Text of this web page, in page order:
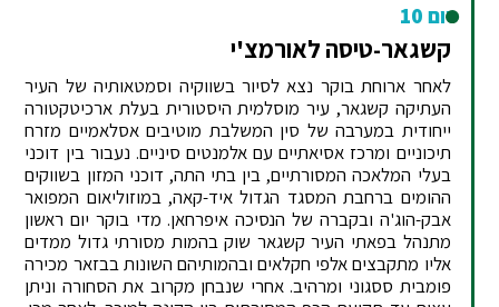
יום 10
קשגאר-טיסה לאורמצ'י
לאחר ארוחת בוקר נצא לסיור בשווקיה וסמטאותיה של העיר
העתיקה קשגאר, עיר מוסלמית היסטורית בעלת ארכיטקטורה
ייחודית במערבה של סין המשלבת מוטיבים אסלאמיים מזרח
תיכוניים ומרכז אסיאתיים עם אלמנטים סיניים. נעבור בין דוכני
בעלי המלאכה המסורתיים, בין בתי התה, דוכני המזון בשווקים
ההומים ברחבת המסגד הגדול איד-קאה, במוזוליאום המפואר
אבק-הוג'ה ובקברה של הנסיכה איפרחאן. מדי בוקר יום ראשון
מתנהל בפאתי העיר קשגאר שוק בהמות מסורתי גדול ממדים
אליו מתקבצים אלפי חקלאים ובהמותיהם השונות בבזאר מכירה
פומבית ססגוני ומרהיב. אחרי שנבחן מקרוב את הסחורה וניתן